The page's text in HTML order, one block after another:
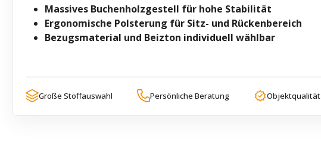
Massives Buchenholzgestell für hohe Stabilität
Ergonomische Polsterung für Sitz- und Rückenbereich
Bezugsmaterial und Beizton individuell wählbar
Große Stoffauswahl Persönliche Beratung Objektqualität